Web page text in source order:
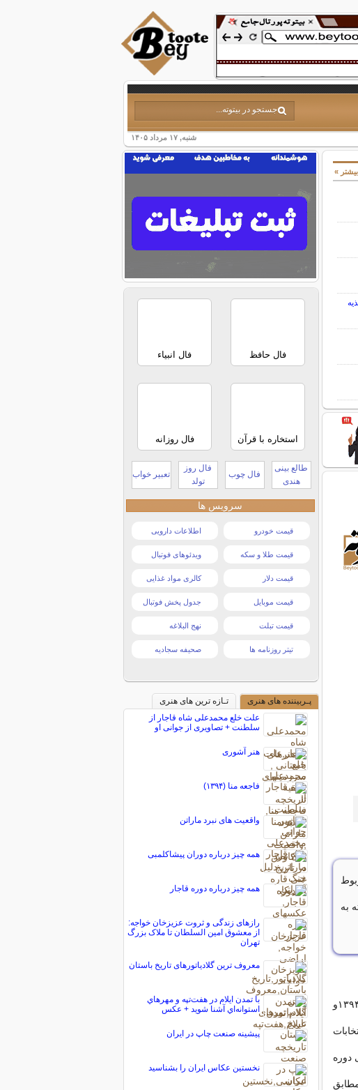
شنبه, ۱۷ مرداد ۱۴۰۵
بیشتر »
به
انتخابات دهمین دوره مجلس شورای اسلامی در دو نوبت در تاریخ ۷ اسفند ۱۳۹۴و
انتخابات، برای تعیین ۲۹۰ کرسی دوره
مطابق
فال حافظ فال انبیاء
استخاره با قرآن فال روزانه
طالع بینی
هندی
فال چوب
فال روز
تولد
تعبیر خواب
سرویس ها
قیمت خودرو اطلاعات دارویی
قیمت طلا و سکه ویدئوهای فوتبال
قیمت دلار کالری مواد غذایی
قیمت موبایل جدول پخش فوتبال
قیمت تبلت نهج البلاغه
تیتر روزنامه ها صحیفه سجادیه
پـربیننده های هنری
تـازه ترین های هنری
علت خلع محمدعلی شاه قاجار از
سلطنت + تصاویری از جوانی او
هنر آشوری
فاجعه منا (۱۳۹۴)
واقعیت های نبرد ماراتن
همه چیز درباره دوران پیشاکلمبی
همه چیز درباره دوره قاجار
رازهای زندگی و ثروت عزیزخان خواجه:
از معشوق امین السلطان تا ملاک بزرگ
تهران
معروف ترین گلادیاتورهای تاریخ باستان
با تمدن ايلام در هفت‌تپه و مهرهاي
استوانه‌اي آشنا شويد + عكس
پیشینه صنعت چاپ در ایران
نخستین عکاس ایران را بشناسید